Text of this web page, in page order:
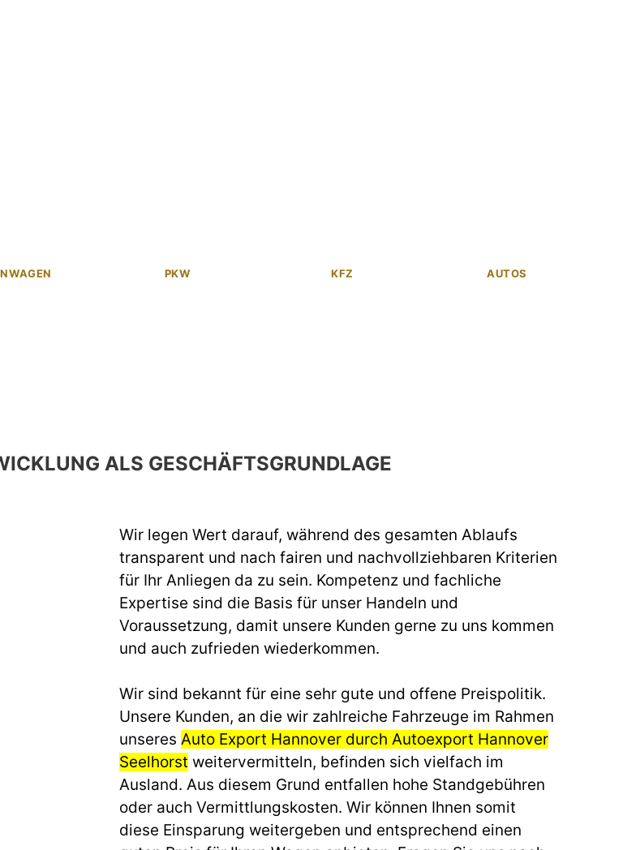
PKW KFZ AUTOS
ALS GESCHÄFTSGRUNDLAGE
Wir legen Wert darauf, während des gesamten Ablaufs
transparent und nach fairen und nachvollziehbaren Kriterien
für Ihr Anliegen da zu sein. Kompetenz und fachliche
Expertise sind die Basis für unser Handeln und
Voraussetzung, damit unsere Kunden gerne zu uns kommen
und auch zufrieden wiederkommen.
Wir sind bekannt für eine sehr gute und offene Preispolitik.
Unsere Kunden, an die wir zahlreiche Fahrzeuge im Rahmen
unseres Auto Export Hannover durch Autoexport Hannover
Seelhorst weitervermitteln, befinden sich vielfach im
Ausland. Aus diesem Grund entfallen hohe Standgebühren
oder auch Vermittlungskosten. Wir können Ihnen somit
diese Einsparung weitergeben und entsprechend einen